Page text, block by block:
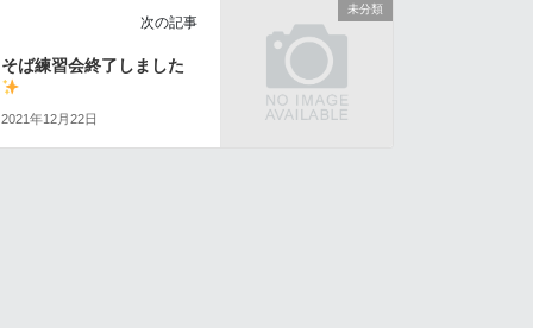
未分類
次の記事
そば練習会終了しました
2021年12月22日